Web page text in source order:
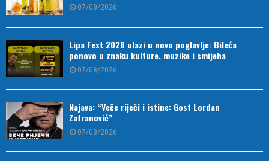
07/08/2026
Lipa Fest 2026 ulazi u novo poglavlje: Bileća
ponovo u znaku kulture, muzike i smijeha
07/08/2026
Najava: “Veče riječi i istine: Gost Lordan
Zafranović”
07/08/2026